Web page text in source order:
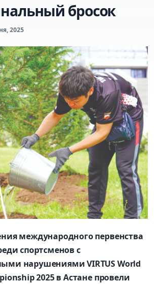
бросок
2025
международного первенства
спортсменов с
нарушениями VIRTUS World
2025 в Астане провели